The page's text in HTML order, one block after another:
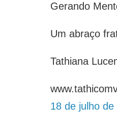
Gerando
Um abraço
Tathiana
18 de julho